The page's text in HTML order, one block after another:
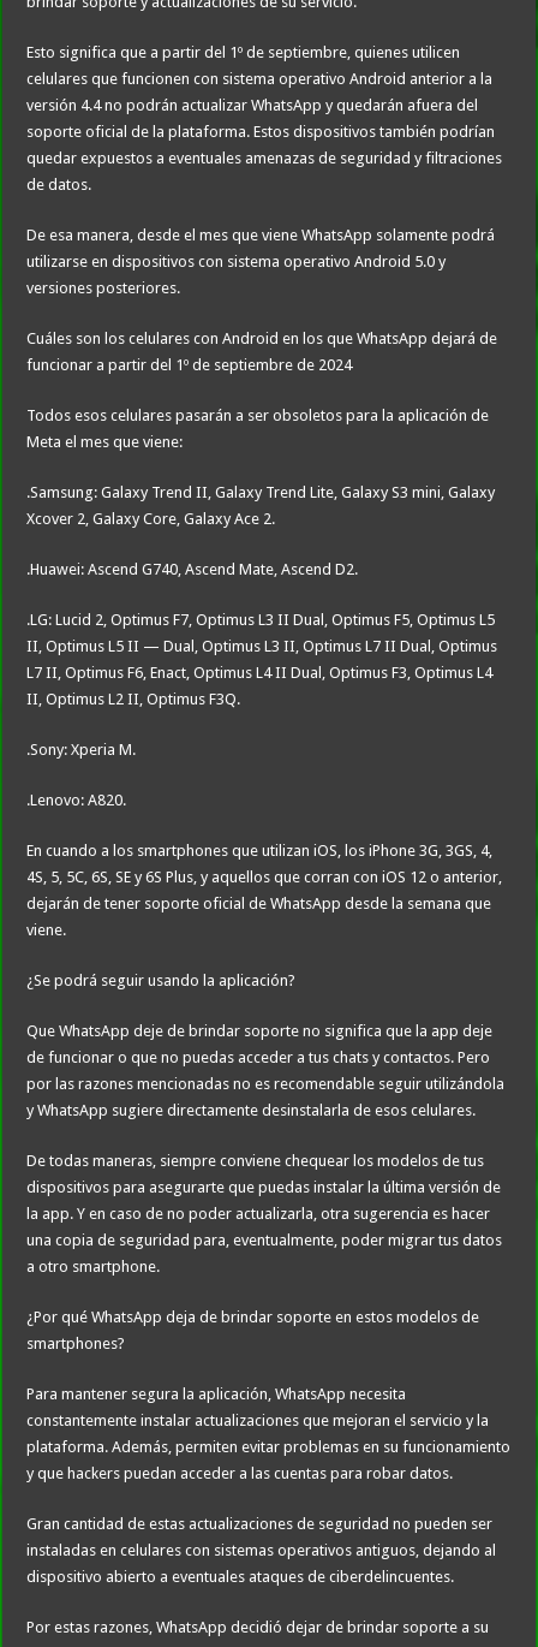
Esto significa que a partir del 1º de septiembre, quienes utilicen
celulares que funcionen con sistema operativo Android anterior a la
versión 4.4 no podrán actualizar WhatsApp y quedarán afuera del
soporte oficial de la plataforma. Estos dispositivos también podrían
quedar expuestos a eventuales amenazas de seguridad y filtraciones
de datos.
De esa manera, desde el mes que viene WhatsApp solamente podrá
utilizarse en dispositivos con sistema operativo Android 5.0 y
versiones posteriores.
Cuáles son los celulares con Android en los que WhatsApp dejará de
funcionar a partir del 1º de septiembre de 2024
Todos esos celulares pasarán a ser obsoletos para la aplicación de
Meta el mes que viene:
.Samsung: Galaxy Trend II, Galaxy Trend Lite, Galaxy S3 mini, Galaxy
Xcover 2, Galaxy Core, Galaxy Ace 2.
.Huawei: Ascend G740, Ascend Mate, Ascend D2.
.LG: Lucid 2, Optimus F7, Optimus L3 II Dual, Optimus F5, Optimus L5
II, Optimus L5 II — Dual, Optimus L3 II, Optimus L7 II Dual, Optimus
L7 II, Optimus F6, Enact, Optimus L4 II Dual, Optimus F3, Optimus L4
II, Optimus L2 II, Optimus F3Q.
.Sony: Xperia M.
.Lenovo: A820.
En cuando a los smartphones que utilizan iOS, los iPhone 3G, 3GS, 4,
4S, 5, 5C, 6S, SE y 6S Plus, y aquellos que corran con iOS 12 o anterior,
dejarán de tener soporte oficial de WhatsApp desde la semana que
viene.
¿Se podrá seguir usando la aplicación?
Que WhatsApp deje de brindar soporte no significa que la app deje
de funcionar o que no puedas acceder a tus chats y contactos. Pero
por las razones mencionadas no es recomendable seguir utilizándola
y WhatsApp sugiere directamente desinstalarla de esos celulares.
De todas maneras, siempre conviene chequear los modelos de tus
dispositivos para asegurarte que puedas instalar la última versión de
la app. Y en caso de no poder actualizarla, otra sugerencia es hacer
una copia de seguridad para, eventualmente, poder migrar tus datos
a otro smartphone.
¿Por qué WhatsApp deja de brindar soporte en estos modelos de
smartphones?
Para mantener segura la aplicación, WhatsApp necesita
constantemente instalar actualizaciones que mejoran el servicio y la
plataforma. Además, permiten evitar problemas en su funcionamiento
y que hackers puedan acceder a las cuentas para robar datos.
Gran cantidad de estas actualizaciones de seguridad no pueden ser
instaladas en celulares con sistemas operativos antiguos, dejando al
dispositivo abierto a eventuales ataques de ciberdelincuentes.
Por estas razones, WhatsApp decidió dejar de brindar soporte a su